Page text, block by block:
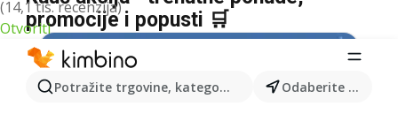
(14,1 tis. recenzija)
Otvoriti
Potražite trgovine, kategorije, proizvode... Odaberite grad
promocije i popusti 🛒